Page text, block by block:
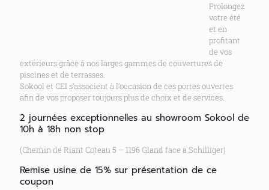
Prolongez
votre été
et en
profitant
de vos
extérieurs grâce à nos larges gammes de couvertures de
piscines et de terrasses.
Sokool et CEI s’associent à l’occasion de ces portes ouvertes
afin de vos proposer toujours plus de choix et de services.
2 journées exceptionnelles au showroom Sokool de
10h à 18h non stop
(Chemin de Riant Coteau 5 – 1196 Gland face à Schilliger)
Remise usine de 15% sur présentation de ce
coupon